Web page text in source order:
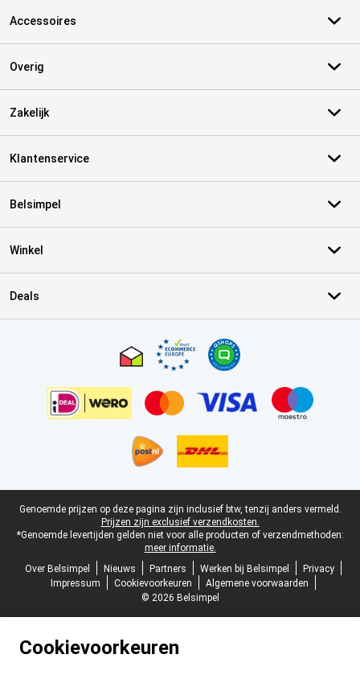
Accessoires
Overig
Zakelijk
Klantenservice
Belsimpel
Winkel
Deals
Juridische voettekst
Genoemde prijzen op deze pagina zijn inclusief btw, tenzij anders vermeld.
Prijzen zijn exclusief verzendkosten.
*Genoemde levertijden gelden niet voor alle producten of verzendmethoden:
meer informatie.
Over Belsimpel
Nieuws Partners Werken bij Belsimpel
Privacy
Impressum
Cookievoorkeuren
Algemene voorwaarden
© 2026 Belsimpel
Cookievoorkeuren